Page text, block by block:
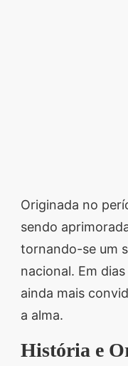
Originada no
sendo
tornando-se um
nacional. Em
ainda mais
a alma.
História e